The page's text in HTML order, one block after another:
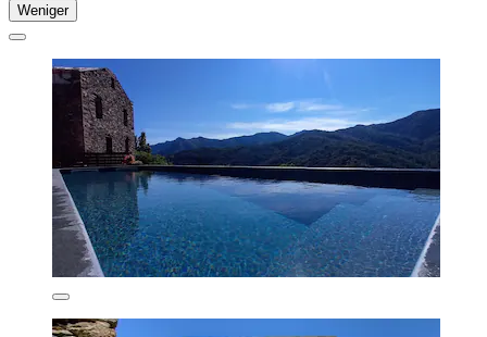
Weniger